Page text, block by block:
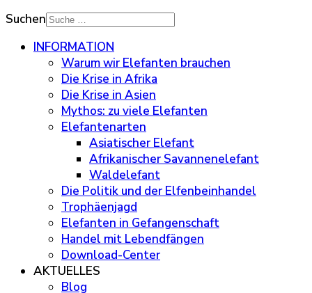
Suchen
INFORMATION
Warum wir Elefanten brauchen
Die Krise in Afrika
Die Krise in Asien
Mythos: zu viele Elefanten
Elefantenarten
Asiatischer Elefant
Afrikanischer Savannenelefant
Waldelefant
Die Politik und der Elfenbeinhandel
Trophäenjagd
Elefanten in Gefangenschaft
Handel mit Lebendfängen
Download-Center
AKTUELLES
Blog